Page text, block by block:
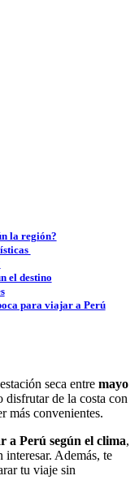
la región?
el destino
para viajar a Perú
seca entre mayo
disfrutar de la costa con
más convenientes.
a Perú según el clima,
interesar. Además, te
tu viaje sin